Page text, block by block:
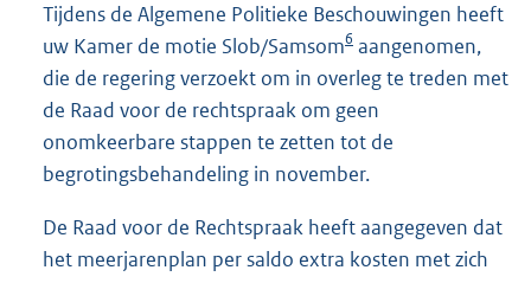
Tijdens de Algemene Politieke Beschouwingen heeft
uw Kamer de motie Slob/Samsom6 aangenomen,
die de regering verzoekt om in overleg te treden met
de Raad voor de rechtspraak om geen
onomkeerbare stappen te zetten tot de
begrotingsbehandeling in november.
De Raad voor de Rechtspraak heeft aangegeven dat
het meerjarenplan per saldo extra kosten met zich